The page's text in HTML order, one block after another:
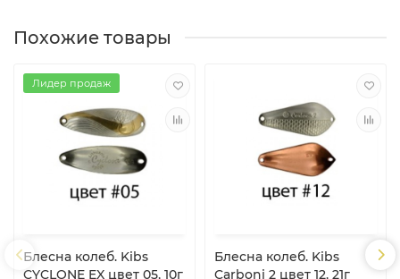
Похожие товары
Лидер продаж
Блесна колеб. Kibs
CYCLONE EX цвет 05, 10г
Блесна колеб. Kibs
Carboni 2 цвет 12, 21г